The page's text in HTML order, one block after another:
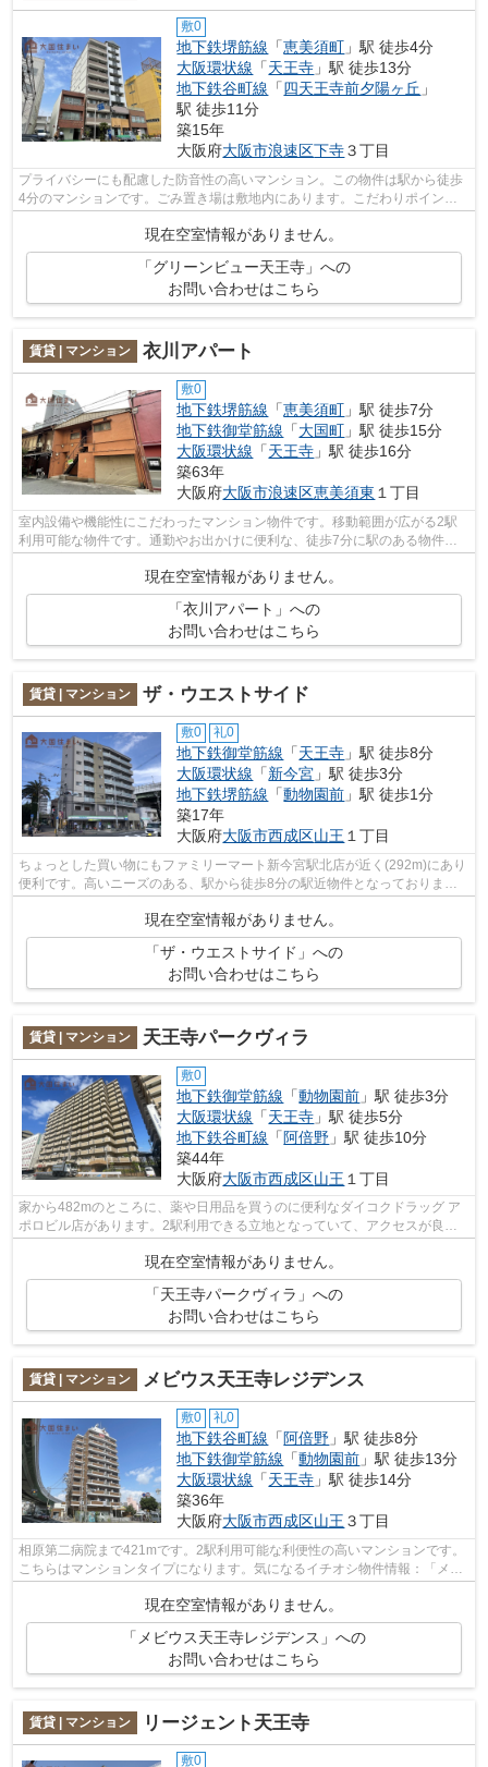
敷0
地下鉄堺筋線 「恵美須町 」駅 徒歩4分
大阪環状線 「天王寺 」駅 徒歩13分
地下鉄谷町線 「四天王寺前夕陽ヶ丘 」
駅 徒歩11分
築15年
大阪府大阪市浪速区下寺３丁目
プライバシーにも配慮した防音性の高いマンション。この物件は駅から徒歩
4分のマンションです。ごみ置き場は敷地内にあります。こだわりポイント
満載のグリーンビュー天王寺。地下鉄堺...
現在空室情報がありません。
「グリーンビュー天王寺」への
お問い合わせはこちら
賃貸 | マンション 衣川アパート
敷0
地下鉄堺筋線 「恵美須町 」駅 徒歩7分
地下鉄御堂筋線 「大国町 」駅 徒歩15分
大阪環状線 「天王寺 」駅 徒歩16分
築63年
大阪府大阪市浪速区恵美須東 １丁目
室内設備や機能性にこだわったマンション物件です。移動範囲が広がる2駅
利用可能な物件です。通勤やお出かけに便利な、徒歩7分に駅のある物件で
現在空室情報がありません。
「衣川アパート」への
お問い合わせはこちら
賃貸 | マンション ザ・ウエストサイド
敷0 礼0
地下鉄御堂筋線 「天王寺 」駅 徒歩8分
大阪環状線 「新今宮 」駅 徒歩3分
地下鉄堺筋線 「動物園前 」駅 徒歩1分
築17年
大阪府大阪市西成区山王 １丁目
ちょっとした買い物にもファミリーマート新今宮駅北店が近く(292m)にあり
便利です。高いニーズのある、駅から徒歩8分の駅近物件となっておりま
す。快適な室内で高ニーズの平成20年築の...
現在空室情報がありません。
「ザ・ウエストサイド」への
お問い合わせはこちら
賃貸 | マンション 天王寺パークヴィラ
敷0
地下鉄御堂筋線 「動物園前 」駅 徒歩3分
大阪環状線 「天王寺 」駅 徒歩5分
地下鉄谷町線 「阿倍野 」駅 徒歩10分
築44年
大阪府大阪市西成区山王 １丁目
家から482mのところに、薬や日用品を買うのに便利なダイコクドラッグ ア
ポロビル店があります。2駅利用できる立地となっていて、アクセスが良い
現在空室情報がありません。
「天王寺パークヴィラ」への
お問い合わせはこちら
賃貸 | マンション メビウス天王寺レジデンス
敷0 礼0
地下鉄谷町線 「 阿倍野 」駅 徒歩8分
地下鉄御堂筋線 「動物園前 」駅 徒歩13分
大阪環状線 「天王寺 」駅 徒歩14分
築36年
大阪府大阪市西成区山王 ３丁目
相原第二病院まで421mです。2駅利用可能な利便性の高いマンションです。
こちらはマンションタイプになります。気になるイチオシ物件情報：「メビ
現在空室情報がありません。
「メビウス天王寺レジデンス」への
お問い合わせはこちら
賃貸 | マンション リージェント天王寺
敷0